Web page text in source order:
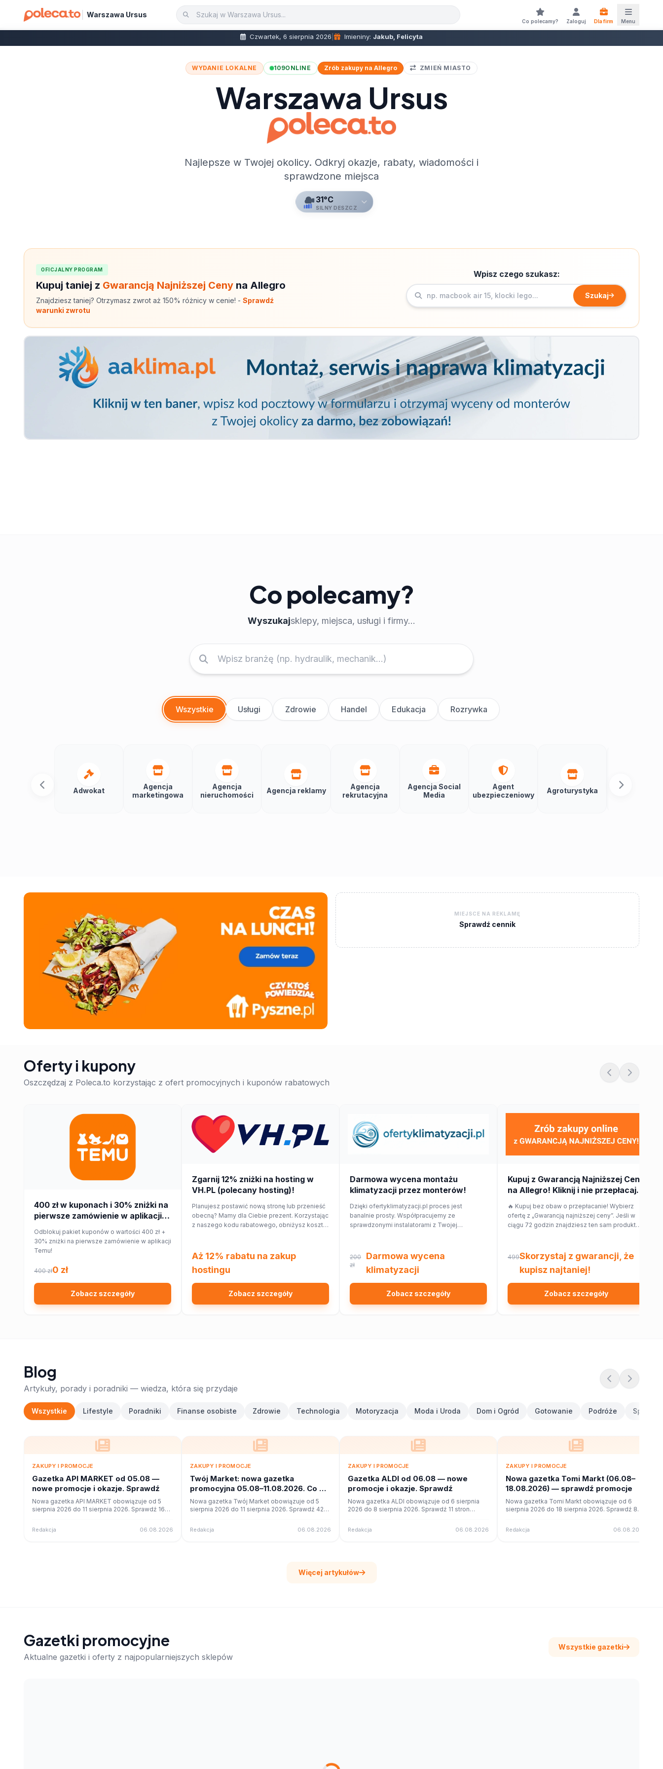
Warszawa Ursus
Co polecamy? Zaloguj Dla firm Menu
Czwartek, 6 sierpnia 2026 Imieniny: Jakub, Felicyta
WYDANIE LOKALNE 109ONLINE Zrób zakupy na Allegro ZMIEŃ MIASTO
Warszawa Ursus
Najlepsze w Twojej okolicy. Odkryj okazje, rabaty, wiadomości i
sprawdzone miejsca
31°C
SILNY DESZCZ
OFICJALNY PROGRAM
Kupuj taniej z Gwarancją Najniższej Ceny na Allegro
Znajdziesz taniej? Otrzymasz zwrot aż 150% różnicy w cenie! - Sprawdź
warunki zwrotu
Wpisz czego szukasz:
Szukaj
Co polecamy?
Wyszukajsklepy, miejsca, usługi i firmy...
Wszystkie Usługi Zdrowie Handel Edukacja Rozrywka
Adwokat
Agencja
marketingowa
Agencja
nieruchomości
Agencja reklamy
Agencja
rekrutacyjna
Agencja Social
Media
Agent
ubezpieczeniowy
Agroturystyka
MIEJSCE NA REKLAMĘ
Sprawdź cennik
Oferty i kupony
Oszczędzaj z Poleca.to korzystając z ofert promocyjnych i kuponów rabatowych
400 zł w kuponach i 30% zniżki na
pierwsze zamówienie w aplikacji
Odblokuj pakiet kuponów o wartości 400 zł +
30% zniżki na pierwsze zamówienie w aplikacji
Temu!
400 zł0 zł
Zobacz szczegóły
Zgarnij 12% zniżki na hosting w
VH.PL (polecany hosting)!
Planujesz postawić nową stronę lub przenieść
obecną? Mamy dla Ciebie prezent. Korzystając
z naszego kodu rabatowego, obniżysz koszt
Aż 12% rabatu na zakup
hostingu
Zobacz szczegóły
Darmowa wycena montażu
klimatyzacji przez monterów!
Dzięki ofertyklimatyzacji.pl proces jest
banalnie prosty. Współpracujemy ze
sprawdzonymi instalatorami z Twojej
domu lub mieszkania.
200
zł
Darmowa wycena
klimatyzacji
Zobacz szczegóły
Kupuj z Gwarancją Najniższej Ceny
na Allegro! Kliknij i nie przepłacaj.
🔥 Kupuj bez obaw o przepłacanie! Wybierz
ofertę z „Gwarancją najniższej ceny”. Jeśli w
ciągu 72 godzin znajdziesz ten sam produkt
499Skorzystaj z gwarancji, że
kupisz najtaniej!
Zobacz szczegóły
Blog
Artykuły, porady i poradniki — wiedza, która się przydaje
Wszystkie Lifestyle Poradniki Finanse osobiste Zdrowie Technologia Motoryzacja Moda i Uroda Dom i Ogród Gotowanie Podróże Sport i
ZAKUPY I PROMOCJE
Gazetka API MARKET od 05.08 —
nowe promocje i okazje. Sprawdź
Nowa gazetka API MARKET obowiązuje od 5
sierpnia 2026 do 11 sierpnia 2026. Sprawdź 16
Redakcja 06.08.2026
ZAKUPY I PROMOCJE
Twój Market: nowa gazetka
promocyjna 05.08–11.08.2026. Co w
ofercie?
Nowa gazetka Twój Market obowiązuje od 5
sierpnia 2026 do 11 sierpnia 2026. Sprawdź 42
Redakcja 06.08.2026
ZAKUPY I PROMOCJE
Gazetka ALDI od 06.08 — nowe
promocje i okazje. Sprawdź
Nowa gazetka ALDI obowiązuje od 6 sierpnia
2026 do 8 sierpnia 2026. Sprawdź 11 stron
Redakcja 06.08.2026
ZAKUPY I PROMOCJE
Nowa gazetka Tomi Markt (06.08–
18.08.2026) — sprawdź promocje
Nowa gazetka Tomi Markt obowiązuje od 6
sierpnia 2026 do 18 sierpnia 2026. Sprawdź 8
Redakcja 06.08.2026
Więcej artykułów
Gazetki promocyjne
Aktualne gazetki i oferty z najpopularniejszych sklepów
Wszystkie gazetki